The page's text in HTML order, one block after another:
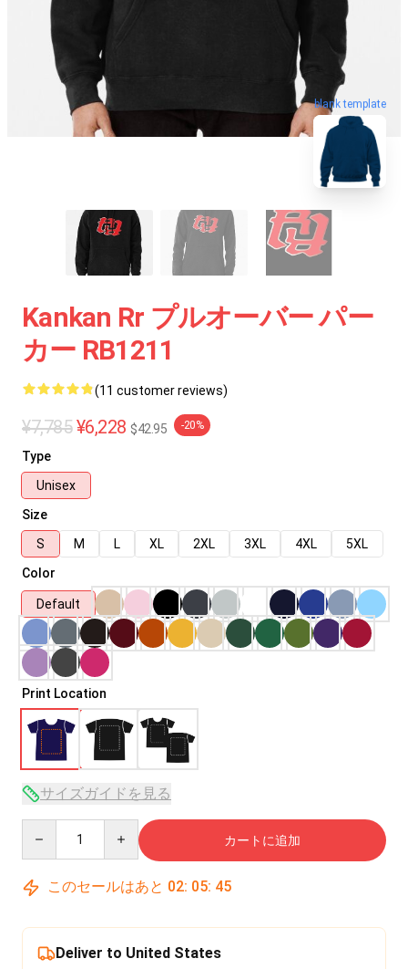
blank template
Kankan Rr プルオーバー パー
カー RB1211
(11 customer reviews)
¥7,785 ¥6,228 $42.95 -20%
Type
Unisex
Size
S
M L XL 2XL 3XL 4XL
5XL
Color
Default
Print Location
サイズガイドを見る
カートに追加
このセールはあと 02: 05: 45
Deliver to United States